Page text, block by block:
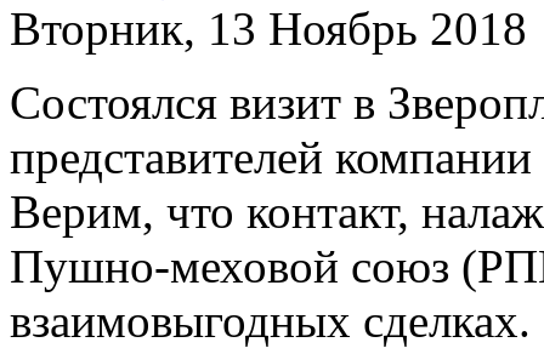
Вторник, 13 Ноябрь 2018
Состоялся визит в
представителей
Верим, что контакт,
Пушно-меховой союз
взаимовыгодных сделках.